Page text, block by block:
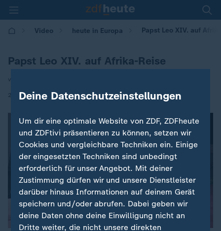
Video heute in Europa Papst Leo XIV. auf
Papst Leo XIV. auf Afrika-Reise
von Antje Pieper
21.04.2026 | 16:00
Deine Datenschutzeinstellungen
Um dir eine optimale Website von ZDF, ZDFheute
und ZDFtivi präsentieren zu können, setzen wir
Cookies und vergleichbare Techniken ein. Einige
der eingesetzten Techniken sind unbedingt
erforderlich für unser Angebot. Mit deiner
Zustimmung dürfen wir und unsere Dienstleister
darüber hinaus Informationen auf deinem Gerät
speichern und/oder abrufen. Dabei geben wir
deine Daten ohne deine Einwilligung nicht an
Dritte weiter, die nicht unsere direkten